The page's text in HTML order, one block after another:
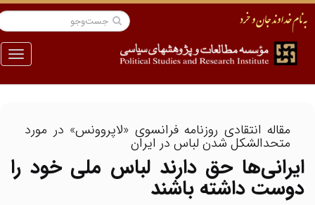
منو
مقاله انتقادی روزنامه فرانسوی «لاپروونس» در مورد
متحدالشکل شدن لباس در ایران
ایرانی‌ها حق دارند لباس ملی خود را
دوست داشته باشند